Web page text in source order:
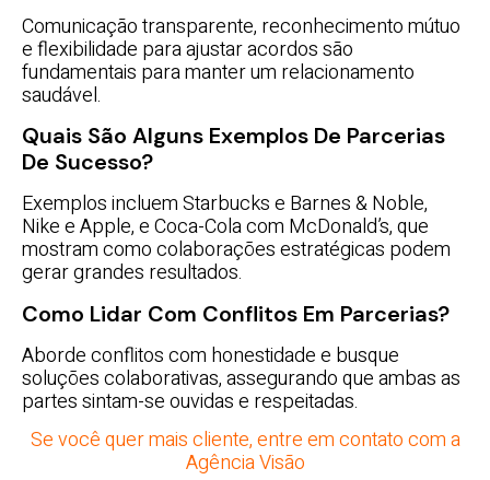
Comunicação transparente, reconhecimento mútuo
e flexibilidade para ajustar acordos são
fundamentais para manter um relacionamento
saudável.
Quais São Alguns Exemplos De Parcerias
De Sucesso?
Exemplos incluem Starbucks e Barnes & Noble,
Nike e Apple, e Coca-Cola com McDonald’s, que
mostram como colaborações estratégicas podem
gerar grandes resultados.
Como Lidar Com Conflitos Em Parcerias?
Aborde conflitos com honestidade e busque
soluções colaborativas, assegurando que ambas as
partes sintam-se ouvidas e respeitadas.
Se você quer mais cliente, entre em contato com a
Agência Visão